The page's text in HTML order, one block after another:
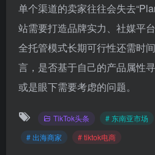
单个渠道的卖家往往会失去
站需要打造品牌实力、社媒平
全托管模式长期可行性还需时
言，是否基于自己的产品属性
或是眼下需要考虑的问题。
TikTok头条 # 东南亚市场
# 出海商家
# tiktok电商